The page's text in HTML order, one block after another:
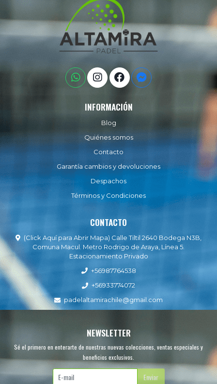
INFORMACIÓN
Blog
Quiénes somos
Contacto
Garantía cambios y devoluciones
Despachos
Términos y Condiciones
CONTACTO
(Click Aquí para Abrir Mapa) Calle Tiltil 2640 Bodega N3B,
Comuna Macul. Metro Rodrigo de Araya, Línea 5.
Estacionamiento Privado
+56987764538
+56933774072
padelaltamirachile@gmail.com
NEWSLETTER
Sé el primero en enterarte de nuestras nuevas colecciones, ventas especiales y
beneficios exclusivos.
Enviar